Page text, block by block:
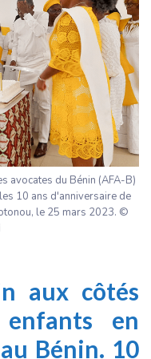
avocates du Bénin (AFA-B)
10 ans d'anniversaire de
le 25 mars 2023. ©
aux côtés
en
Bénin. 10